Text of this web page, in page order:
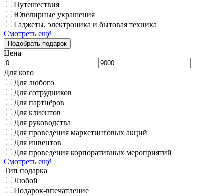
Путешествия
Ювелирные украшения
Гаджеты, электроника и бытовая техника
Смотреть ещё
Цена
Для кого
Для любого
Для сотрудников
Для партнёров
Для клиентов
Для руководства
Для проведения маркетинговых акций
Для инвентов
Для проведения корпоративных мероприятий
Смотреть ещё
Тип подарка
Любой
Подарок-впечатление